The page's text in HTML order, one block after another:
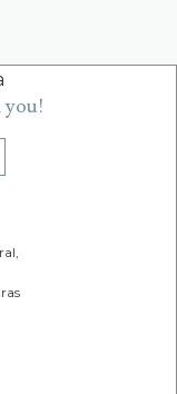
you!